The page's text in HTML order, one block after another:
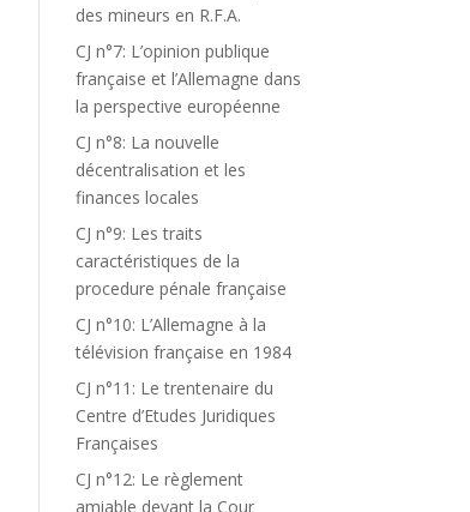
des mineurs en R.F.A.
CJ n°7: L’opinion publique
française et l’Allemagne dans
la perspective européenne
CJ n°8: La nouvelle
décentralisation et les
finances locales
CJ n°9: Les traits
caractéristiques de la
procedure pénale française
CJ n°10: L’Allemagne à la
télévision française en 1984
CJ n°11: Le trentenaire du
Centre d’Etudes Juridiques
Françaises
CJ n°12: Le règlement
amiable devant la Cour